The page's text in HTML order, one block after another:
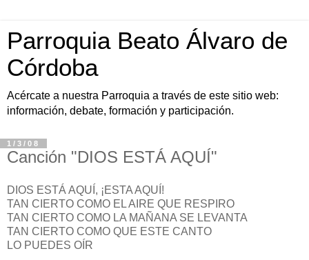
Parroquia Beato Álvaro de
Córdoba
Acércate a nuestra Parroquia a través de este sitio web:
información, debate, formación y participación.
1/3/08
Canción "DIOS ESTÁ AQUÍ"
DIOS ESTÁ AQUÍ, ¡ESTA AQUÍ!
TAN CIERTO COMO EL AIRE QUE RESPIRO
TAN CIERTO COMO LA MAÑANA SE LEVANTA
TAN CIERTO COMO QUE ESTE CANTO
LO PUEDES OÍR